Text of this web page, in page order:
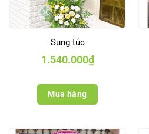
Sung túc
1.540.000₫
Mua hàng